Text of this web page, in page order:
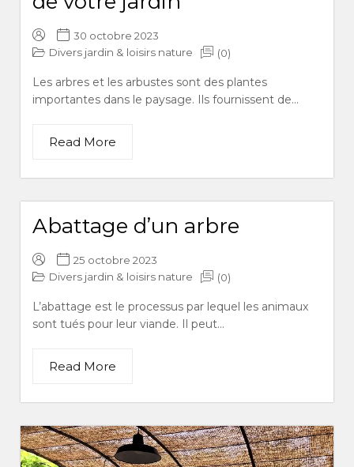
30 octobre 2023
Divers jardin & loisirs nature
(0)
Les arbres et les arbustes sont des plantes
importantes dans le paysage. Ils fournissent de...
Read More
Abattage d’un arbre
25 octobre 2023
Divers jardin & loisirs nature
(0)
L’abattage est le processus par lequel les animaux
sont tués pour leur viande. Il peut...
Read More